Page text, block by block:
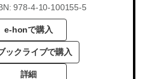
978-4-10-100155-5
e-honで購入
ックライブで購入
詳細